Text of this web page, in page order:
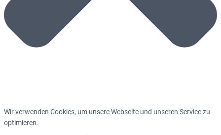
Wir verwenden Cookies, um unsere Webseite und unseren Service zu
optimieren.